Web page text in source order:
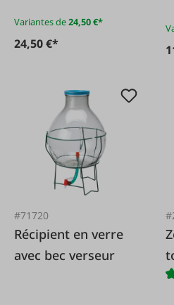
Variantes de24,50 €*
24,50 €*
#71720
Récipient en verre
avec bec verseur